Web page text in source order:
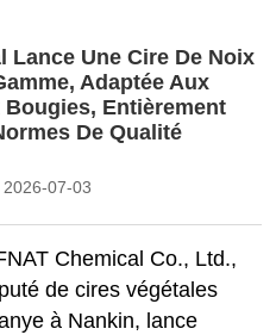
Lance Une Cire De Noix
Adaptée Aux
Entièrement
De Qualité
2026-07-03
Chemical Co., Ltd.,
de cires végétales
à Nankin, lance